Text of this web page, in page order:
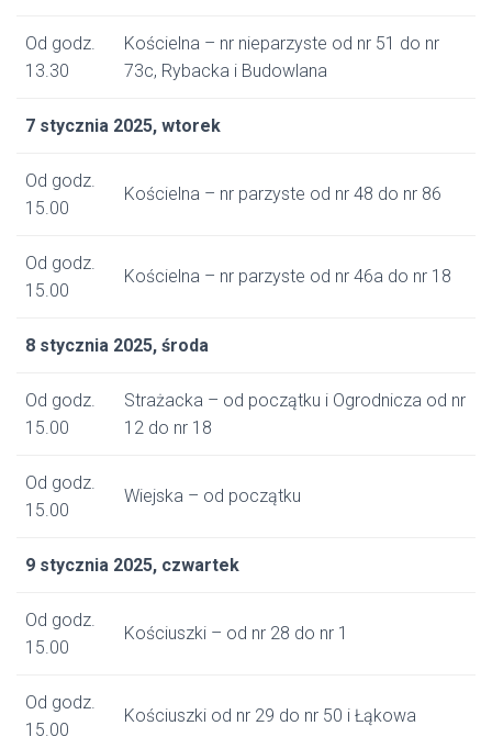
Od godz.
13.30
Kościelna – nr nieparzyste od nr 51 do nr
73c, Rybacka i Budowlana
7 stycznia 2025, wtorek
Od godz.
15.00
Kościelna – nr parzyste od nr 48 do nr 86
Od godz.
15.00
Kościelna – nr parzyste od nr 46a do nr 18
8 stycznia 2025, środa
Od godz.
15.00
Strażacka – od początku i Ogrodnicza od nr
12 do nr 18
Od godz.
15.00
Wiejska – od początku
9 stycznia 2025, czwartek
Od godz.
15.00
Kościuszki – od nr 28 do nr 1
Od godz.
15.00
Kościuszki od nr 29 do nr 50 i Łąkowa